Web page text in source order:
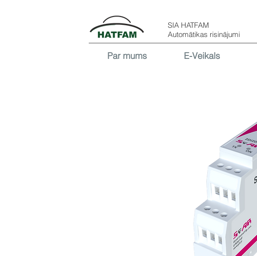
SIA HATFAM
Automātikas risinājumi
Par mums E-Veikals